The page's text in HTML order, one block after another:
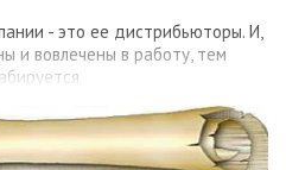
- это ее дистрибьюторы. И,
и вовлечены в работу, тем